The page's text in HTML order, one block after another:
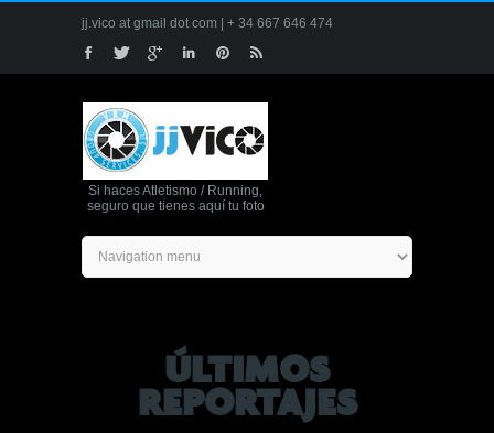
jj.vico at gmail dot com | + 34 667 646 474
Si haces Atletismo / Running,
seguro que tienes aquí tu foto
ÚLTIMOS
REPORTAJES